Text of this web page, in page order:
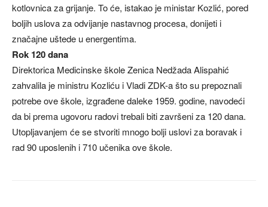
kotlovnica za grijanje. To će, istakao je ministar Kozlić, pored
boljih uslova za odvijanje nastavnog procesa, donijeti i
značajne uštede u energentima.
Rok 120 dana
Direktorica Medicinske škole Zenica Nedžada Alispahić
zahvalila je ministru Kozliću i Vladi ZDK-a što su prepoznali
potrebe ove škole, izgrađene daleke 1959. godine, navodeći
da bi prema ugovoru radovi trebali biti završeni za 120 dana.
Utopljavanjem će se stvoriti mnogo bolji uslovi za boravak i
rad 90 uposlenih i 710 učenika ove škole.